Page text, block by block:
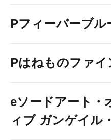
Pフィーバーブ
Pはねものファイ
eソードアート・
ィブ ガンゲイル